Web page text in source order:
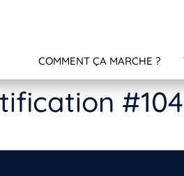
COMMENT ÇA MARCHE ?